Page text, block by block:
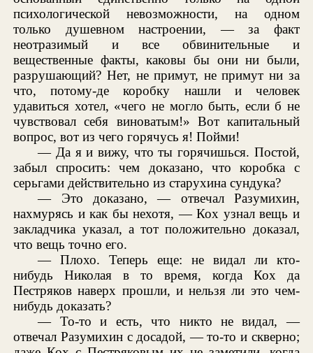
психологической невозможности, на одном
только душевном настроении, — за факт
неотразимый и все обвинительные и
вещественные факты, каковы бы они ни были,
разрушающий? Нет, не примут, не примут ни за
что, потому-де коробку нашли и человек
удавиться хотел, «чего не могло быть, если б не
чувствовал себя виноватым!» Вот капитальный
вопрос, вот из чего горячусь я! Пойми!
— Да я и вижу, что ты горячишься. Постой,
забыл спросить: чем доказано, что коробка с
серьгами действительно из старухина сундука?
— Это доказано, — отвечал Разумихин,
нахмурясь и как бы нехотя, — Кох узнал вещь и
закладчика указал, а тот положительно доказал,
что вещь точно его.
— Плохо. Теперь еще: не видал ли кто-
нибудь Николая в то время, когда Кох да
Пестряков наверх прошли, и нельзя ли это чем-
нибудь доказать?
— То-то и есть, что никто не видал, —
отвечал Разумихин с досадой, — то-то и скверно;